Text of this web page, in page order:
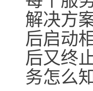
解决方
后启动
后又终
务怎么